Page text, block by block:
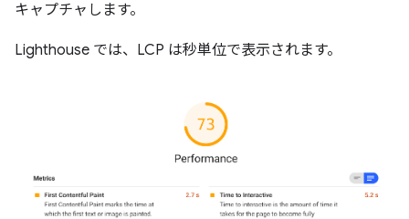
キャプチャします。
Lighthouse では、LCP は秒単位で表示されます。